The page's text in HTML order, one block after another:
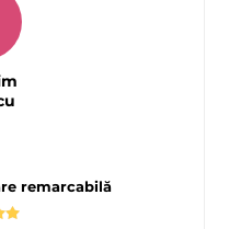
remarcabilă